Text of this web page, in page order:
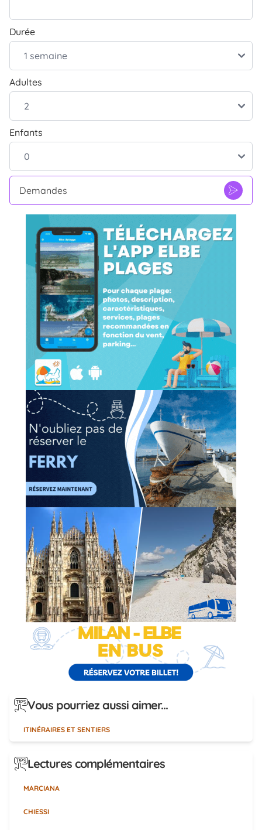
Durée
Adultes
Enfants
Demandes
Vous pourriez aussi aimer...
ITINÉRAIRES ET SENTIERS
Lectures complémentaires
MARCIANA
CHIESSI